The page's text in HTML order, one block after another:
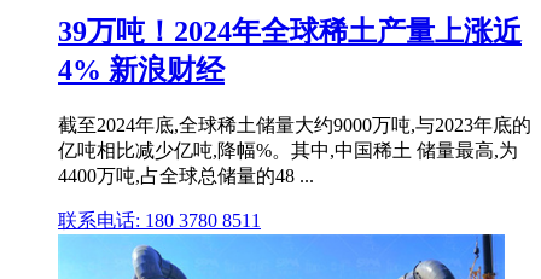
39万吨！2024年全球稀土产量上涨近
4% 新浪财经
截至2024年底,全球稀土储量大约9000万吨,与2023年底的
亿吨相比减少亿吨,降幅%。其中,中国稀土 储量最高,为
4400万吨,占全球总储量的48 ...
联系电话: 180 3780 8511